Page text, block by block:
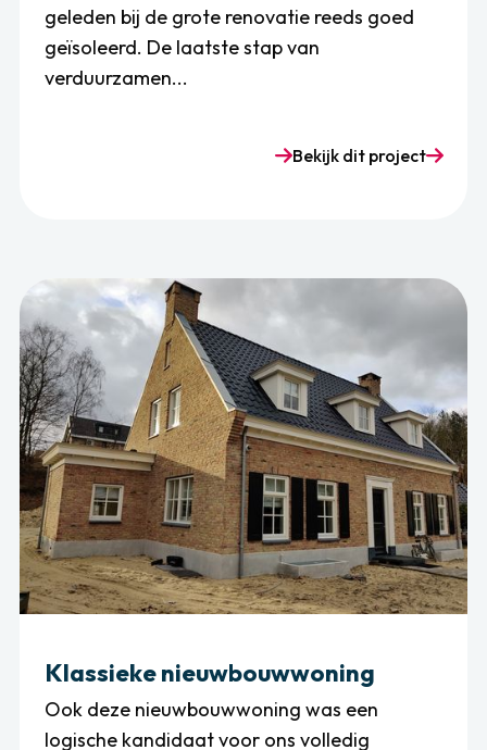
geleden bij de grote renovatie reeds goed
geïsoleerd. De laatste stap van
verduurzamen...
Bekijk dit project
Klassieke nieuwbouwwoning
Ook deze nieuwbouwwoning was een
logische kandidaat voor ons volledig